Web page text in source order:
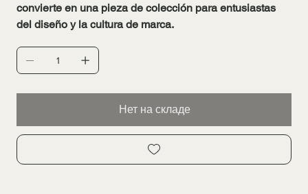
convierte en una pieza de colección para entusiastas
del diseño y la cultura de marca.​
Нет на складе